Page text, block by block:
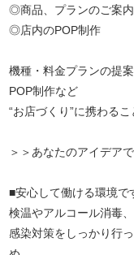
◎商品、プランのご案内
◎店内のPOP制
機種・料金プランの提
POP制作など
“お店づくり”に携わるこ
＞＞あなたのアイデア
■安心して働ける環境で
検温やアルコール消毒
感染対策をしっかり行